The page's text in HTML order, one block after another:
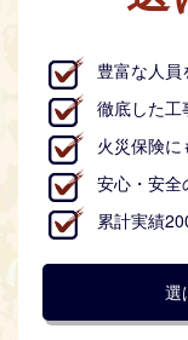
豊富な人
徹底した工
火災保険に
安心・安全
累計実績
選